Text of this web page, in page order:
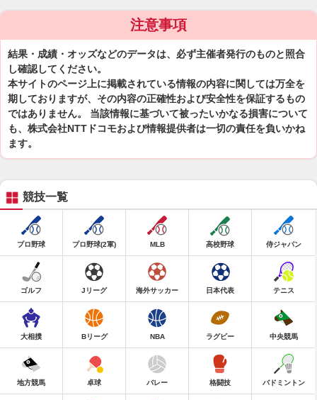
注意事項
結果・成績・オッズなどのデータは、必ず主催者発行のものと照合
し確認してください。
本サイトのページ上に掲載されている情報の内容に関しては万全を
期しておりますが、その内容の正確性および安全性を保証するもの
ではありません。 当該情報に基づいて被ったいかなる損害について
も、株式会社NTTドコモおよび情報提供者は一切の責任を負いかね
ます。
競技一覧
プロ野球 プロ野球(2軍) MLB 高校野球 侍ジャパン
ゴルフ Jリーグ 海外サッカー 日本代表 テニス
大相撲 Bリーグ NBA ラグビー 中央競馬
地方競馬 卓球 バレー 格闘技 バドミントン